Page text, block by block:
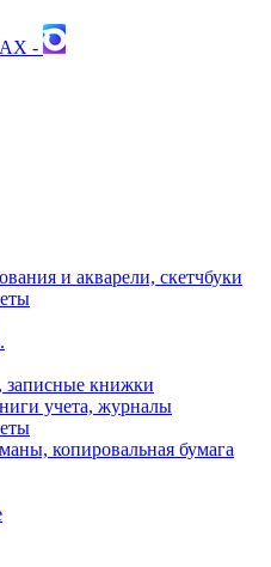
-
и акварели, скетчбуки
записные книжки
учета, журналы
копировальная бумага